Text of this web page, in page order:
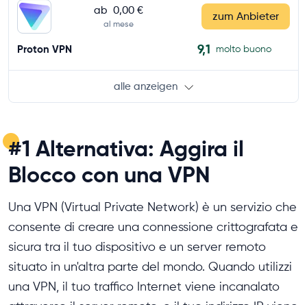
ab 0,00 €
al mese
zum Anbieter
Proton VPN 9,1 molto buono
alle anzeigen
#1 Alternativa: Aggira il
Blocco con una VPN
Una VPN (Virtual Private Network) è un servizio che
consente di creare una connessione crittografata e
sicura tra il tuo dispositivo e un server remoto
situato in un'altra parte del mondo. Quando utilizzi
una VPN, il tuo traffico Internet viene incanalato